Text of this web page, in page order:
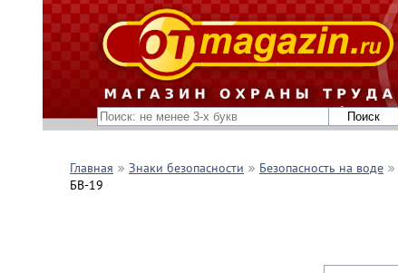
Главная Знаки безопасности Безопасность на воде
БВ-19